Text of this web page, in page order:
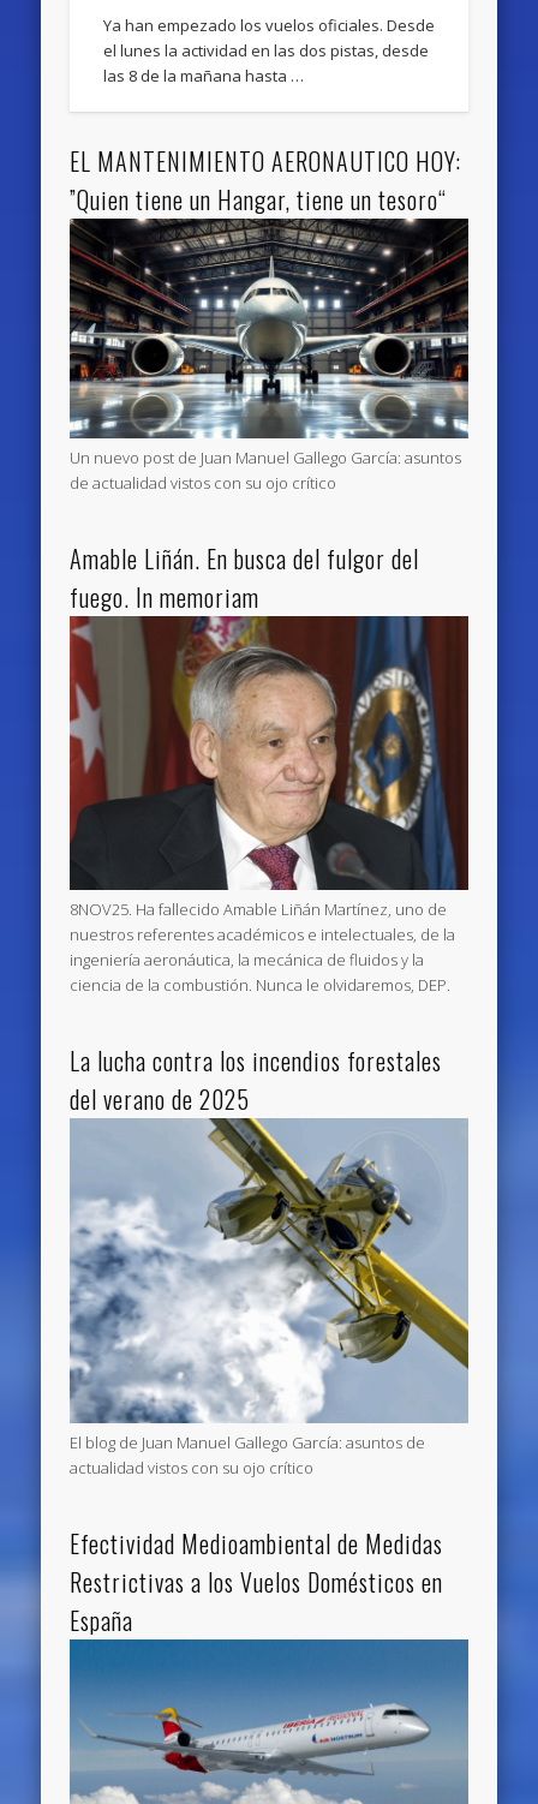
Ya han empezado los vuelos oficiales. Desde
el lunes la actividad en las dos pistas, desde
las 8 de la mañana hasta …
EL MANTENIMIENTO AERONAUTICO HOY:
”Quien tiene un Hangar, tiene un tesoro“
Un nuevo post de Juan Manuel Gallego García: asuntos
de actualidad vistos con su ojo crítico
Amable Liñán. En busca del fulgor del
fuego. In memoriam
8NOV25. Ha fallecido Amable Liñán Martínez, uno de
nuestros referentes académicos e intelectuales, de la
ingeniería aeronáutica, la mecánica de fluidos y la
ciencia de la combustión. Nunca le olvidaremos, DEP.
La lucha contra los incendios forestales
del verano de 2025
El blog de Juan Manuel Gallego García: asuntos de
actualidad vistos con su ojo crítico
Efectividad Medioambiental de Medidas
Restrictivas a los Vuelos Domésticos en
España